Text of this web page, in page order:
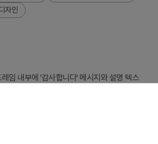
자인
임 내부에 '감사합니다' 메시지와 설명 텍스
에는 로고 삽입 영역, 중앙에는 제목과 부
요소로 적용되었습니다. 16:9 비율
전하는 엔딩 표지로 활용할 수 있습니다.
가능합니다.